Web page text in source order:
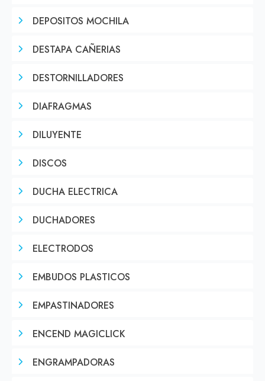
DEPOSITOS MOCHILA
DESTAPA CAÑERIAS
DESTORNILLADORES
DIAFRAGMAS
DILUYENTE
DISCOS
DUCHA ELECTRICA
DUCHADORES
ELECTRODOS
EMBUDOS PLASTICOS
EMPASTINADORES
ENCEND MAGICLICK
ENGRAMPADORAS